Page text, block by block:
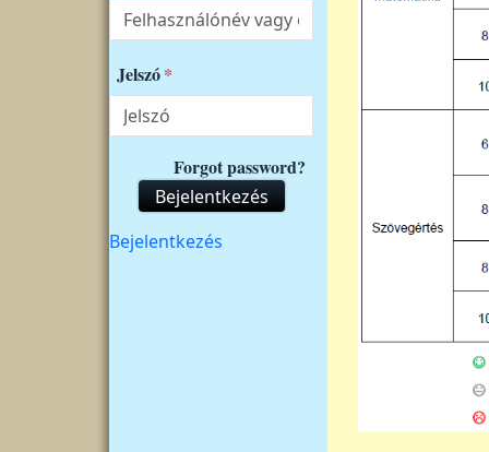
Jelszó
Forgot password?
Bejelentkezés
Felhasználói fiók menüje
Bejelentkezés